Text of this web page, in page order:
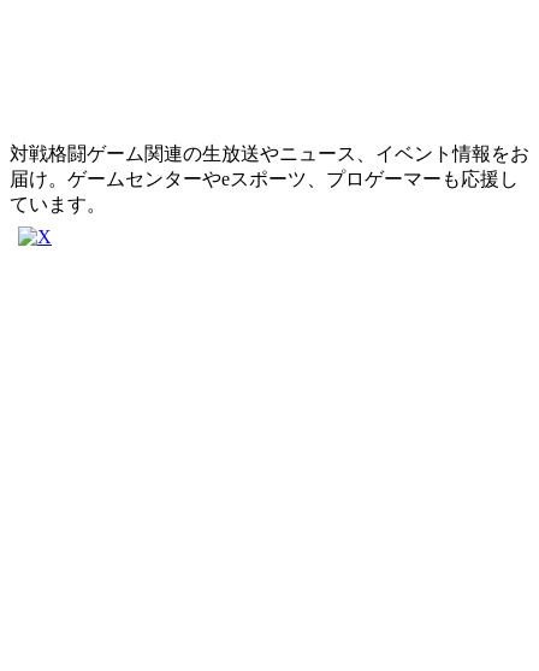
対戦格闘ゲーム関連の生放送やニュース、イベント情報をお
届け。ゲームセンターやeスポーツ、プロゲーマーも応援し
ています。